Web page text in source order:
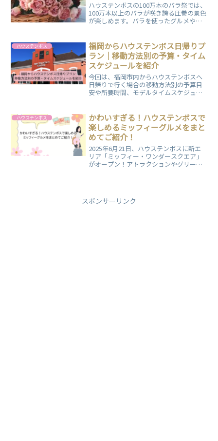
ハウステンボスの100万本のバラ祭では、
100万本以上のバラが咲き誇る圧巻の景色
が楽しめます。バラを使ったグルメや限
春の訪れを感じながら素敵な時間を過ご
しませんか？
ハウステンボス
福岡からハウステンボス日帰りプ
ラン｜移動方法別の予算・タイム
スケジュールを紹介
今回は、福岡市内からハウステンボスへ
日帰りで行く場合の移動方法別の予算目
安や所要時間、モデルタイムスケジュー
の違いを比較しながら、目安は20,000円
前後というリアルな費用感も紹介してい
ます。雨の日の注意点や宿泊との判断基
準も解説しているので、計画前にぜひご
覧ください。
ハウステンボス
かわいすぎる！ハウステンボスで
楽しめるミッフィーグルメをまと
めてご紹介！
2025年6月21日、ハウステンボスに新エ
リア「ミッフィー・ワンダースクエア」
がオープン！アトラクションやグリーテ
スポンサーリンク